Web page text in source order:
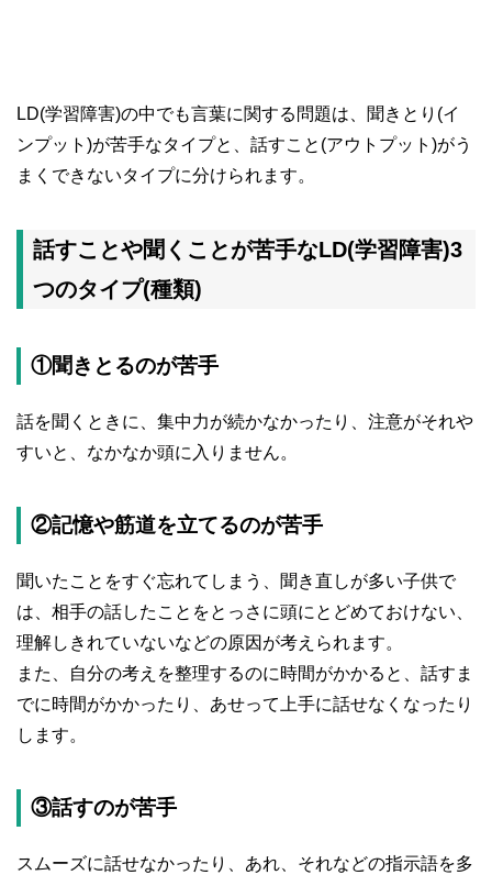
LD(学習障害)の中でも言葉に関する問題は、聞きとり(イ
ンプット)が苦手なタイプと、話すこと(アウトプット)がう
まくできないタイプに分けられます。
話すことや聞くことが苦手なLD(学習障害)3
つのタイプ(種類)
①聞きとるのが苦手
話を聞くときに、集中力が続かなかったり、注意がそれや
すいと、なかなか頭に入りません。
②記憶や筋道を立てるのが苦手
聞いたことをすぐ忘れてしまう、聞き直しが多い子供で
は、相手の話したことをとっさに頭にとどめておけない、
理解しきれていないなどの原因が考えられます。
また、自分の考えを整理するのに時間がかかると、話すま
でに時間がかかったり、あせって上手に話せなくなったり
します。
③話すのが苦手
スムーズに話せなかったり、あれ、それなどの指示語を多